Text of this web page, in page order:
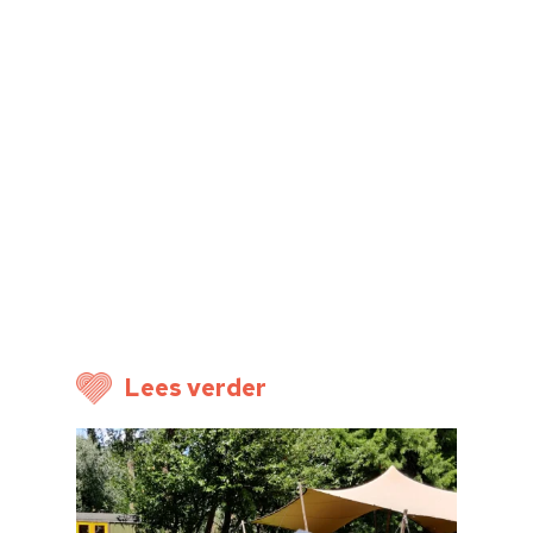
Lees verder
Voor
Cultuur op school